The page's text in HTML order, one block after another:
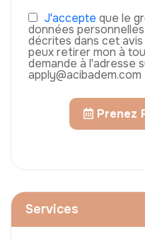
J'accepte que le
données
décrites dans cet
peux retirer mon à
demande à l'adresse
apply@acibadem.com
Prenez
Services